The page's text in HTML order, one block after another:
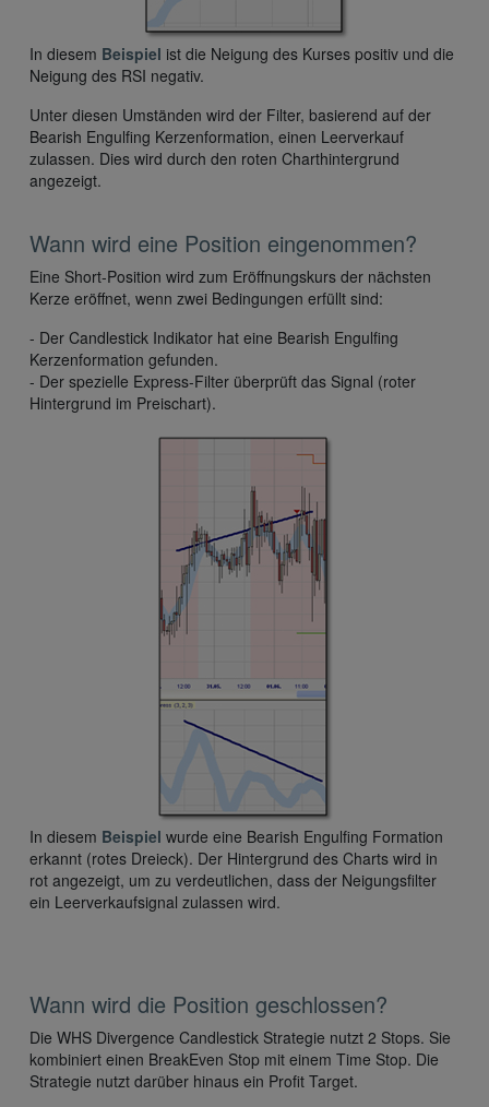
In diesem Beispiel ist die Neigung des Kurses positiv und die
Neigung des RSI negativ.
Unter diesen Umständen wird der Filter, basierend auf der
Bearish Engulfing Kerzenformation, einen Leerverkauf
zulassen. Dies wird durch den roten Charthintergrund
angezeigt.
Wann wird eine Position eingenommen?
Eine Short-Position wird zum Eröffnungskurs der nächsten
Kerze eröffnet, wenn zwei Bedingungen erfüllt sind:
- Der Candlestick Indikator hat eine Bearish Engulfing
Kerzenformation gefunden.
- Der spezielle Express-Filter überprüft das Signal (roter
Hintergrund im Preischart).
In diesem Beispiel wurde eine Bearish Engulfing Formation
erkannt (rotes Dreieck). Der Hintergrund des Charts wird in
rot angezeigt, um zu verdeutlichen, dass der Neigungsfilter
ein Leerverkaufsignal zulassen wird.
Wann wird die Position geschlossen?
Die WHS Divergence Candlestick Strategie nutzt 2 Stops. Sie
kombiniert einen BreakEven Stop mit einem Time Stop. Die
Strategie nutzt darüber hinaus ein Profit Target.